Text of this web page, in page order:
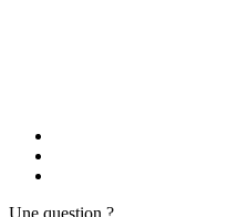
Une question ?